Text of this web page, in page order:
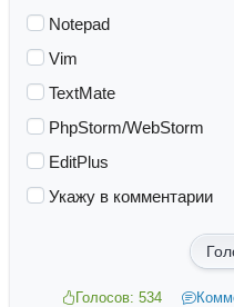
Notepad
Vim
TextMate
PhpStorm/WebStorm
EditPlus
Укажу в комментарии
Голосов: 534